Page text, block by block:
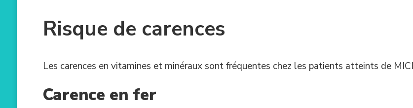
Risque de carences
Les carences en vitamines et minéraux sont fréquentes chez les patients atteints de
Carence en fer